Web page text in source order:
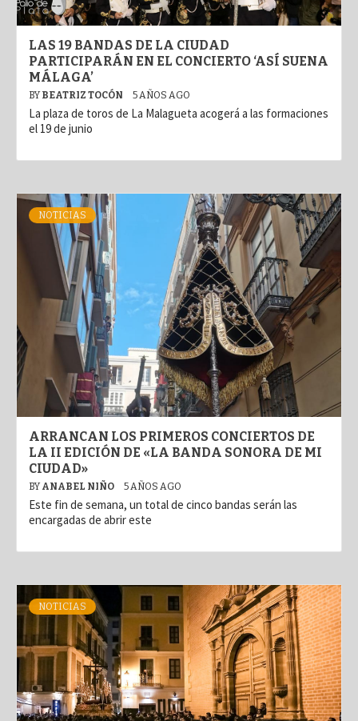
LAS 19 BANDAS DE LA CIUDAD
PARTICIPARÁN EN EL CONCIERTO ‘ASÍ SUENA
MÁLAGA’
BY BEATRIZ TOCÓN 5 AÑOS AGO
La plaza de toros de La Malagueta acogerá a las formaciones
el 19 de junio
NOTICIAS
ARRANCAN LOS PRIMEROS CONCIERTOS DE
LA II EDICIÓN DE «LA BANDA SONORA DE MI
CIUDAD»
BY ANABEL NIÑO 5 AÑOS AGO
Este fin de semana, un total de cinco bandas serán las
encargadas de abrir este
NOTICIAS